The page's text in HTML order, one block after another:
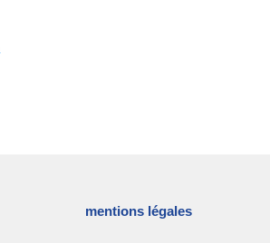
mentions légales